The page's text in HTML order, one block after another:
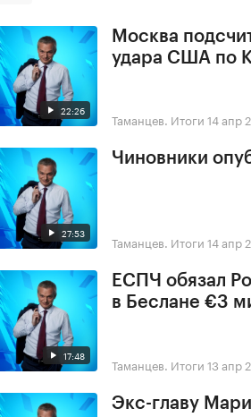
22:26
Москва
удара США по
Таманцев. Итоги 14 апр
27:53
Чиновники
Таманцев. Итоги 14 апр
17:48
ЕСПЧ обязал
в Беслане €3
Таманцев. Итоги 13 апр
Экс-главу